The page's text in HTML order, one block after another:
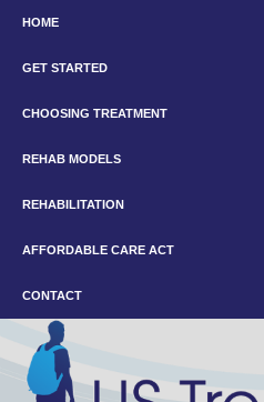
HOME
GET STARTED
CHOOSING TREATMENT
REHAB MODELS
REHABILITATION
AFFORDABLE CARE ACT
CONTACT